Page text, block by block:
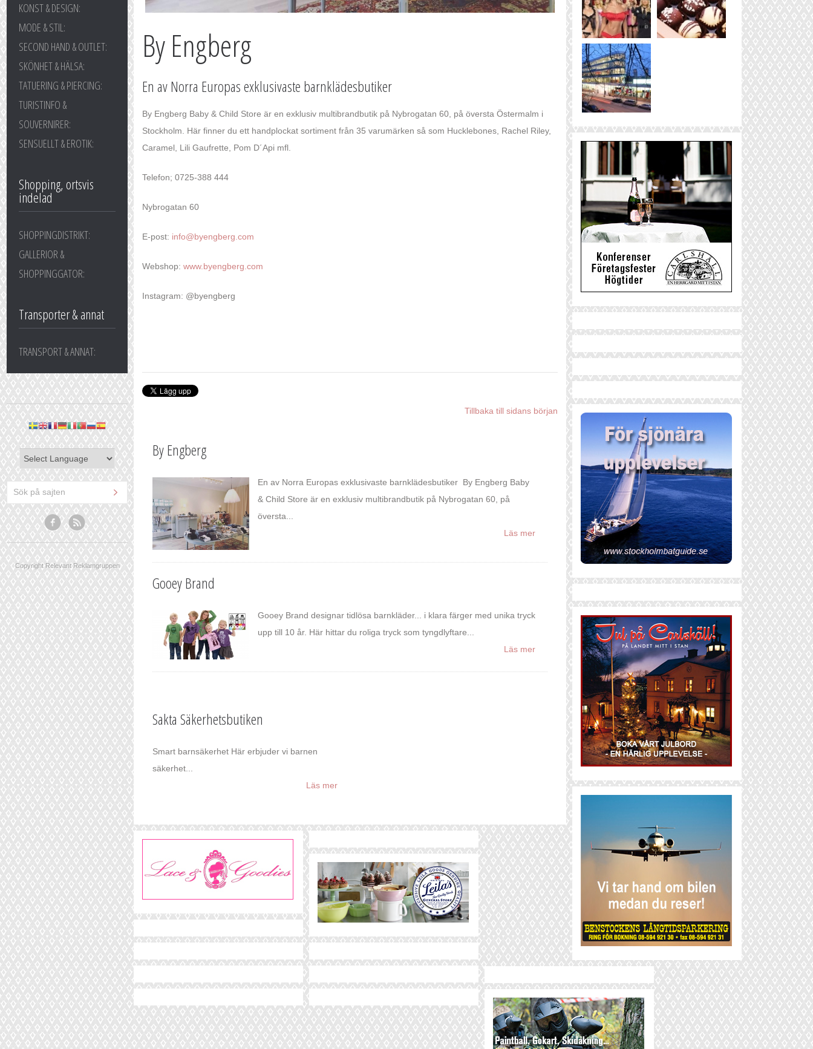
KONST & DESIGN:
MODE & STIL:
SECOND HAND & OUTLET:
SKÖNHET & HÄLSA:
TATUERING & PIERCING:
TURISTINFO &
SOUVERNIRER:
SENSUELLT & EROTIK:
Shopping, ortsvis
indelad
SHOPPINGDISTRIKT:
GALLERIOR &
SHOPPINGGATOR:
Transporter & annat
TRANSPORT & ANNAT:
Copyright Relevant Reklamgruppen
By Engberg
En av Norra Europas exklusivaste barnklädesbutiker
By Engberg Baby & Child Store är en exklusiv multibrandbutik på Nybrogatan 60, på översta Östermalm i
Stockholm. Här finner du ett handplockat sortiment från 35 varumärken så som Hucklebones, Rachel Riley,
Caramel, Lili Gaufrette, Pom D´Api mfl.
Telefon; 0725-388 444
Nybrogatan 60
E-post: info@byengberg.com
Webshop: www.byengberg.com
Instagram: @byengberg
Tillbaka till sidans början
By Engberg
En av Norra Europas exklusivaste barnklädesbutiker By Engberg Baby
& Child Store är en exklusiv multibrandbutik på Nybrogatan 60, på
översta...
Läs mer
Gooey Brand
Gooey Brand designar tidlösa barnkläder... i klara färger med unika tryck
upp till 10 år. Här hittar du roliga tryck som tyngdlyftare...
Läs mer
Sakta Säkerhetsbutiken
Smart barnsäkerhet Här erbjuder vi barnen
säkerhet...
Läs mer